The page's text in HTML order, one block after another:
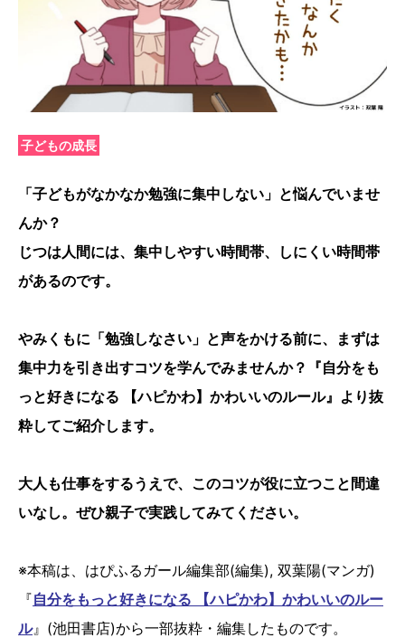
子どもの成長
「子どもがなかなか勉強に集中しない」と悩んでいませ
んか？
じつは人間には、集中しやすい時間帯、しにくい時間帯
があるのです。
やみくもに「勉強しなさい」と声をかける前に、まずは
集中力を引き出すコツを学んでみませんか？『自分をも
っと好きになる 【ハピかわ】かわいいのルール』より抜
粋してご紹介します。
大人も仕事をするうえで、このコツが役に立つこと間違
いなし。ぜひ親子で実践してみてください。
※本稿は、はぴふるガール編集部(編集), 双葉陽(マンガ)
『自分をもっと好きになる 【ハピかわ】かわいいのルー
ル』(池田書店)から一部抜粋・編集したものです。